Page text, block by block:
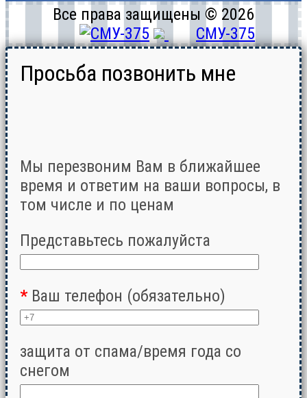
Все права защищены © 2026
СМУ-375
Просьба позвонить мне
Мы перезвоним Вам в ближайшее
время и ответим на ваши вопросы, в
том числе и по ценам
Представьтесь пожалуйста
* Ваш телефон (обязательно)
защита от спама/время года со
снегом